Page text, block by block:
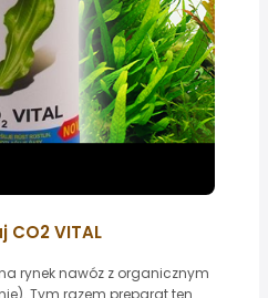
CO2 VITAL
rynek nawóz z organicznym